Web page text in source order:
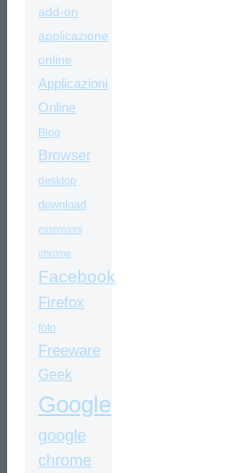
add-on
applicazione
online
Applicazioni
Online
Blog
Browser
desktop
download
estensioni
chrome
Facebook
Firefox
foto
Freeware
Geek
Google
google
chrome